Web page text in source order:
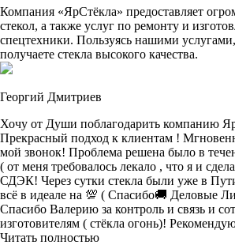
Компания «ЯрСтёкла» предоставляет
стекол, а также услуг по ремонту и
спецтехники. Пользуясь нашими
получаете стекла высокого качества.
Георгий Дмитриев
Хочу от Души поблагодарить компанию
Прекрасный подход к клиентам !
мой звонок! Проблема решена было в
( от меня требовалось лекало , что я и
СДЭК! Через сутки стекла были уже в
всё в идеале на 💯 ( Спасибо🚚 Деловые
Спасибо Валерию за контроль и связь и
изготовителям ( стёкла огонь)!
Читать полностью